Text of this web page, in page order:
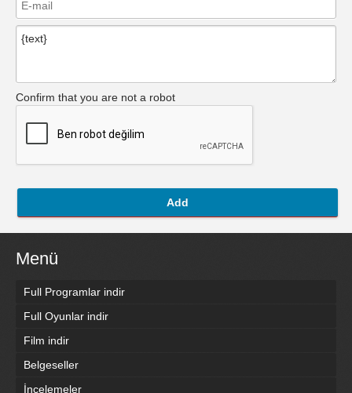
Confirm that you are not a robot
Add
Menü
Full Programlar indir
Full Oyunlar indir
Film indir
Belgeseller
İncelemeler